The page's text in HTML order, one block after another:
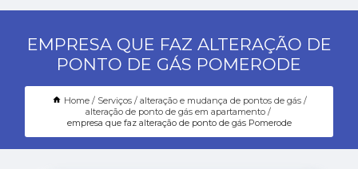
EMPRESA QUE FAZ ALTERAÇÃO DE
PONTO DE GÁS POMERODE
Home Serviços
alteração e mudança de pontos de gás
alteração de ponto de gás em apartamento
empresa que faz alteração de ponto de gás Pomerode